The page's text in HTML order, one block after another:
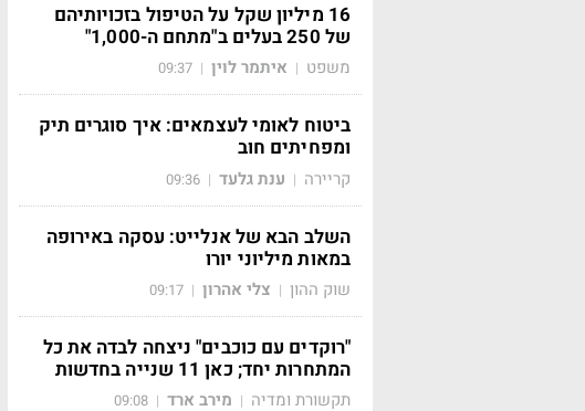
16 מיליון שקל על הטיפול בזכויותיהם
של 250 בעלים ב"מתחם ה-1,000"
משפט | איתמר לוין |
09:37
ביטוח לאומי לעצמאים: איך סוגרים תיק
ומפחיתים חוב
קריירה | ענת גלעד |
09:36
השלב הבא של אנלייט: עסקה באירופה
במאות מיליוני יורו
שוק ההון | צלי אהרון |
09:17
"רוקדים עם כוכבים" ניצחה לבדה את כל
המתחרות יחד; כאן 11 שנייה בחדשות
תקשורת ומדיה | מירב ארד |
09:08